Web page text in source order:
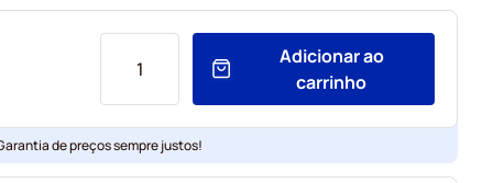
Adicionar ao
carrinho
de preços sempre justos!